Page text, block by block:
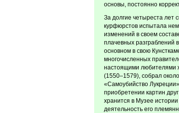
основы, постоянно
За долгие четыреста лет
курфюрстов испытала
изменений в своем
плачевных разграблений
основном в свою
многочисленных
настоящими любителями
(1550–1579), собрал
«Самоубийство
приобретении картин
хранится в Музее
деятельность его